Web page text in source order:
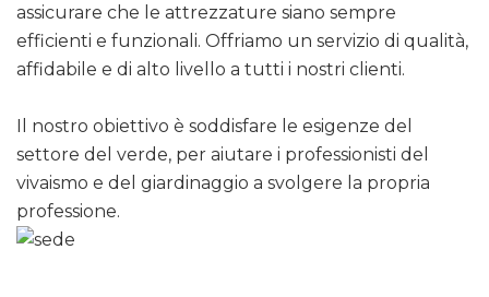
assicurare che le attrezzature siano sempre
efficienti e funzionali. Offriamo un servizio di qualità,
affidabile e di alto livello a tutti i nostri clienti.
Il nostro obiettivo è soddisfare le esigenze del
settore del verde, per aiutare i professionisti del
vivaismo e del giardinaggio a svolgere la propria
professione.